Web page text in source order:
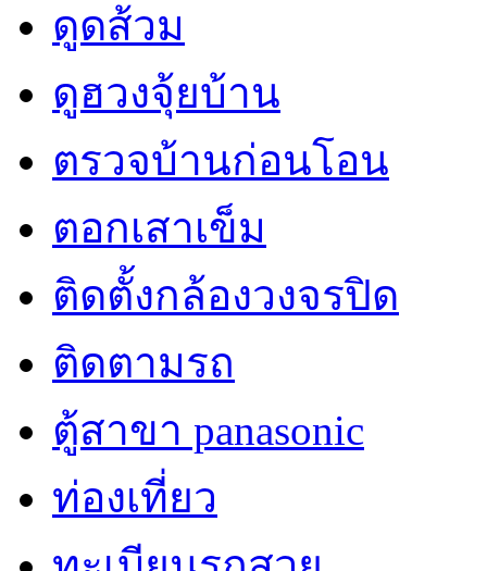
ดูดส้วม
ดูฮวงจุ้ยบ้าน
ตรวจบ้านก่อนโอน
ตอกเสาเข็ม
ติดตั้งกล้องวงจรปิด
ติดตามรถ
ตู้สาขา panasonic
ท่องเที่ยว